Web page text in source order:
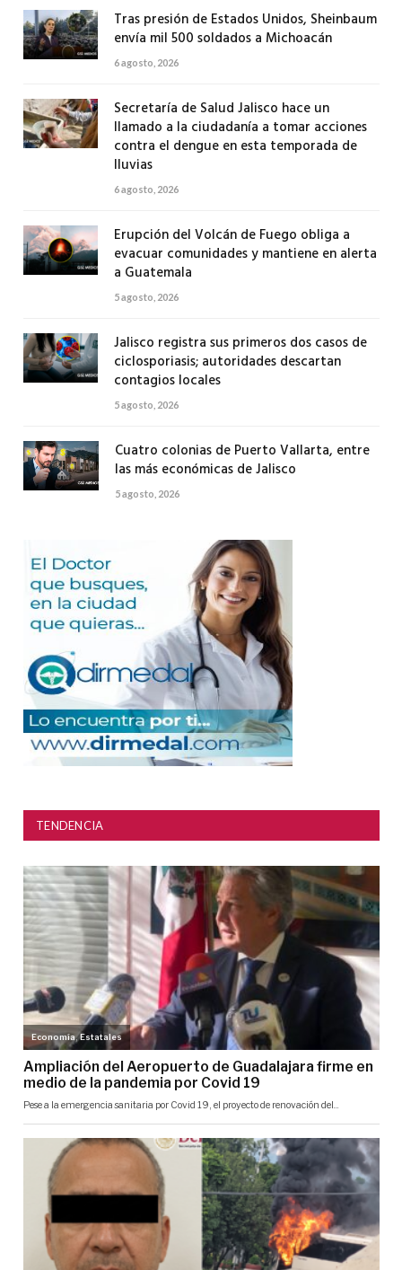
Tras presión de Estados Unidos, Sheinbaum
envía mil 500 soldados a Michoacán
6 agosto, 2026
Secretaría de Salud Jalisco hace un
llamado a la ciudadanía a tomar acciones
contra el dengue en esta temporada de
lluvias
6 agosto, 2026
Erupción del Volcán de Fuego obliga a
evacuar comunidades y mantiene en alerta
a Guatemala
5 agosto, 2026
Jalisco registra sus primeros dos casos de
ciclosporiasis; autoridades descartan
contagios locales
5 agosto, 2026
Cuatro colonias de Puerto Vallarta, entre
las más económicas de Jalisco
5 agosto, 2026
TENDENCIA